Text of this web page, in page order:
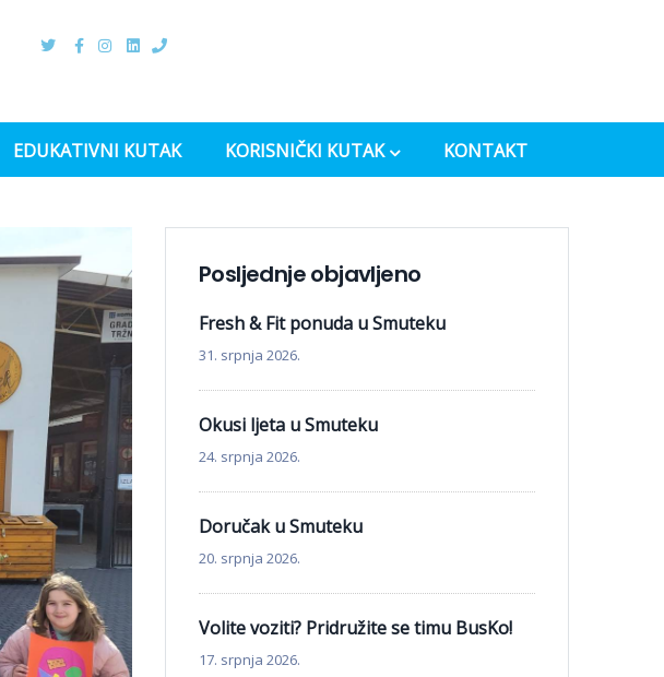
EDUKATIVNI KUTAK KORISNIČKI KUTAK KONTAKT
Posljednje objavljeno
Fresh & Fit ponuda u Smuteku
31. srpnja 2026.
Okusi ljeta u Smuteku
24. srpnja 2026.
Doručak u Smuteku
20. srpnja 2026.
Volite voziti? Pridružite se timu BusKo!
17. srpnja 2026.